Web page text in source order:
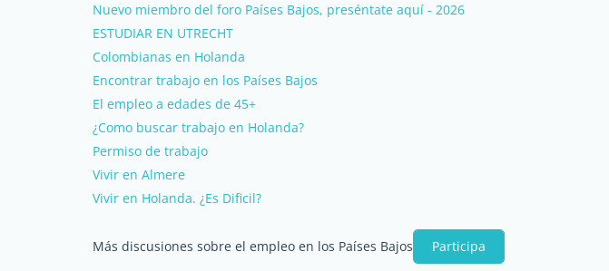
Nuevo miembro del foro Países Bajos, preséntate aquí - 2026
ESTUDIAR EN UTRECHT
Colombianas en Holanda
Encontrar trabajo en los Países Bajos
El empleo a edades de 45+
¿Como buscar trabajo en Holanda?
Permiso de trabajo
Vivir en Almere
Vivir en Holanda. ¿Es Dificil?
Más discusiones sobre el empleo en los Países Bajos Participa